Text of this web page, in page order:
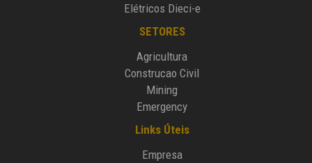
Elétricos Dieci-e
SETORES
Agricultura
Construcao Civil
Mining
Emergency
Links Úteis
Empresa